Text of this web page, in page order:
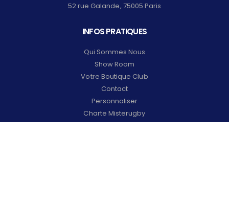
52 rue Galande, 75005 Paris
INFOS PRATIQUES
Qui Sommes Nous
Show Room
Votre Boutique Club
Contact
Personnaliser
Charte Misterugby